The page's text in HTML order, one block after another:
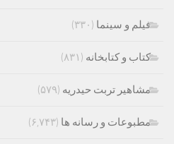
فیلم و سینما (۳۳۰)
کتاب و کتابخانه (۸۳۱)
مشاهیر تربت حیدریه (۵۷۹)
مطبوعات و رسانه ها (۶,۷۴۳)